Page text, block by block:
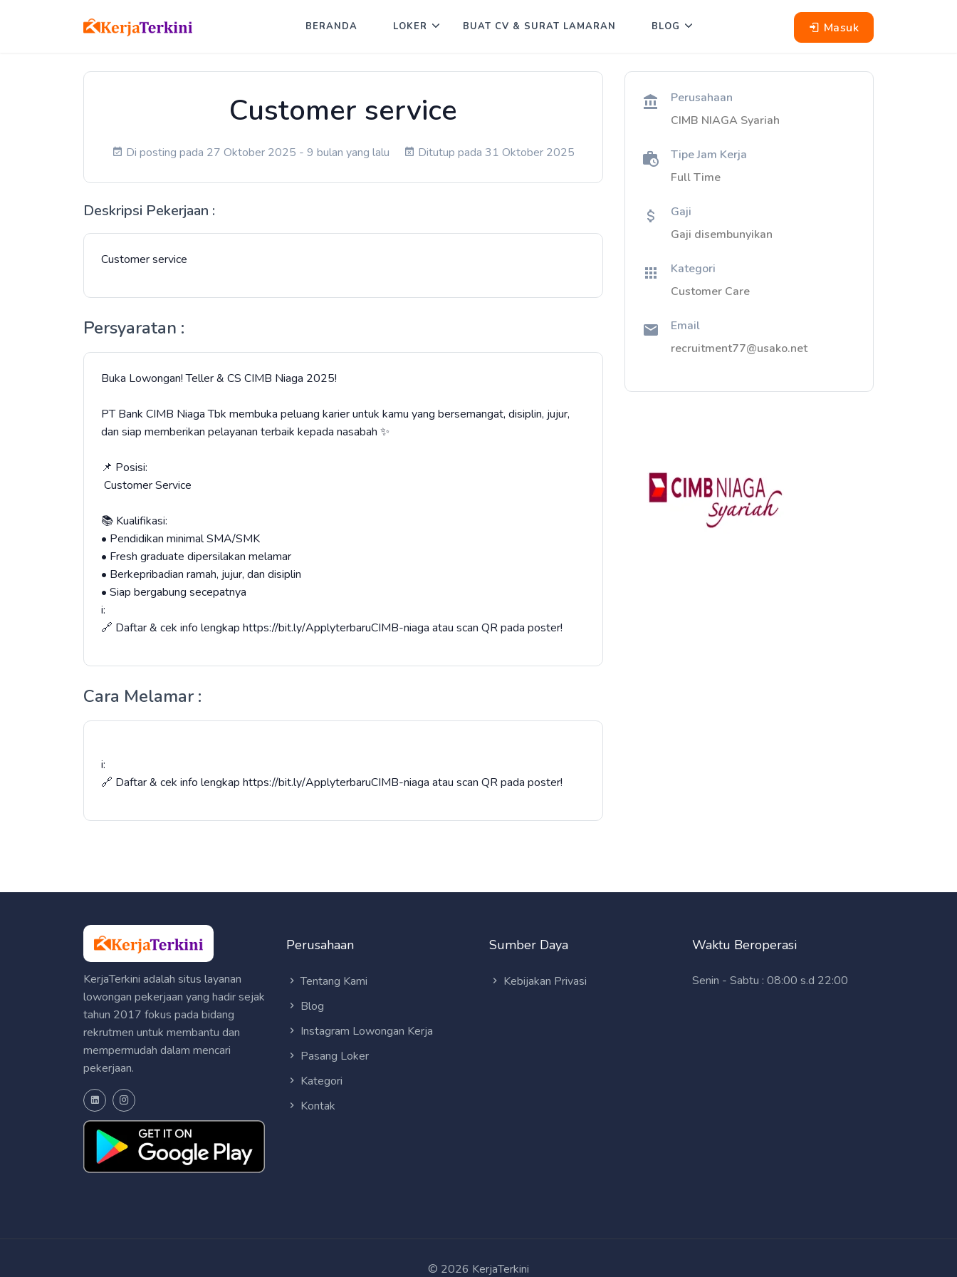
Masuk
BERANDA LOKER BUAT CV & SURAT LAMARAN BLOG
Customer service
Di posting pada 27 Oktober 2025 - 9 bulan yang lalu Ditutup pada 31 Oktober 2025
Deskripsi Pekerjaan :
Customer service
Persyaratan :
Buka Lowongan! Teller & CS CIMB Niaga 2025!
PT Bank CIMB Niaga Tbk membuka peluang karier untuk kamu yang bersemangat, disiplin, jujur,
dan siap memberikan pelayanan terbaik kepada nasabah ✨
📌 Posisi:
Customer Service
📚 Kualifikasi:
• Pendidikan minimal SMA/SMK
• Fresh graduate dipersilakan melamar
• Berkepribadian ramah, jujur, dan disiplin
• Siap bergabung secepatnya
i:
🔗 Daftar & cek info lengkap https://bit.ly/ApplyterbaruCIMB-niaga atau scan QR pada poster!
Cara Melamar :
i:
🔗 Daftar & cek info lengkap https://bit.ly/ApplyterbaruCIMB-niaga atau scan QR pada poster!
Perusahaan
CIMB NIAGA Syariah
Tipe Jam Kerja
Full Time
Gaji
Gaji disembunyikan
Kategori
Customer Care
Email
recruitment77@usako.net
KerjaTerkini adalah situs layanan
lowongan pekerjaan yang hadir sejak
tahun 2017 fokus pada bidang
rekrutmen untuk membantu dan
mempermudah dalam mencari
pekerjaan.
Perusahaan
Tentang Kami
Blog
Instagram Lowongan Kerja
Pasang Loker
Kategori
Kontak
Sumber Daya
Kebijakan Privasi
Waktu Beroperasi
Senin - Sabtu : 08:00 s.d 22:00
© 2026 KerjaTerkini